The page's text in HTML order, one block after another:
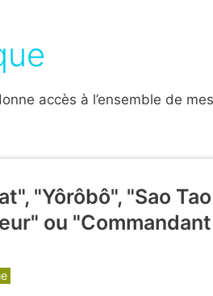
accès à l’ensemble de
"Yôrôbô", "Sao Tao
ou "Commandant